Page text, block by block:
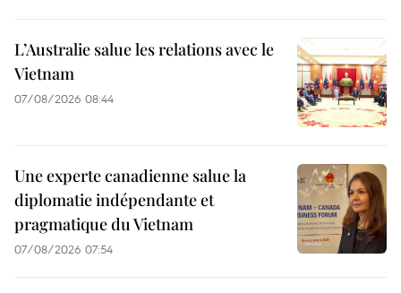
L’Australie salue les relations avec le
Vietnam
07/08/2026 08:44
Une experte canadienne salue la
diplomatie indépendante et
pragmatique du Vietnam
07/08/2026 07:54